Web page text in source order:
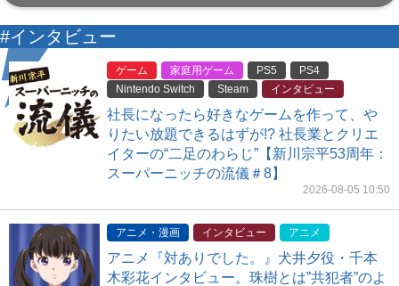
#インタビュー
ゲーム 家庭用ゲーム PS5
PS4
Nintendo Switch
Steam インタビュー
社長になったら好きなゲームを作って、や
りたい放題できるはずが!? 社長業とクリエ
イターの“二足のわらじ”【新川宗平53周年：
スーパーニッチの流儀＃8】
2026-08-05 10:50
アニメ・漫画 インタビュー アニメ
アニメ『対ありでした。』犬井夕役・千本
木彩花インタビュー。珠樹とは”共犯者”のよ